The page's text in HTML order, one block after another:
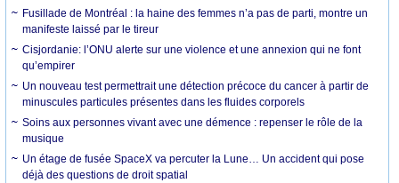
Fusillade de Montréal : la haine des femmes n’a pas de parti, montre un
manifeste laissé par le tireur
Cisjordanie: l’ONU alerte sur une violence et une annexion qui ne font
qu’empirer
Un nouveau test permettrait une détection précoce du cancer à partir de
minuscules particules présentes dans les fluides corporels
Soins aux personnes vivant avec une démence : repenser le rôle de la
musique
Un étage de fusée SpaceX va percuter la Lune… Un accident qui pose
déjà des questions de droit spatial